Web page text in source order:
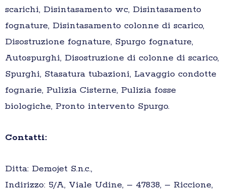
scarichi, Disintasamento wc, Disintasamento
fognature, Disintasamento colonne di scarico,
Disostruzione fognature, Spurgo fognature,
Autospurghi, Disostruzione di colonne di scarico,
Spurghi, Stasatura tubazioni, Lavaggio condotte
fognarie, Pulizia Cisterne, Pulizia fosse
biologiche, Pronto intervento Spurgo.
Contatti:
Ditta: Demojet S.n.c.,
Indirizzo: 5/A, Viale Udine, – 47838, – Riccione,